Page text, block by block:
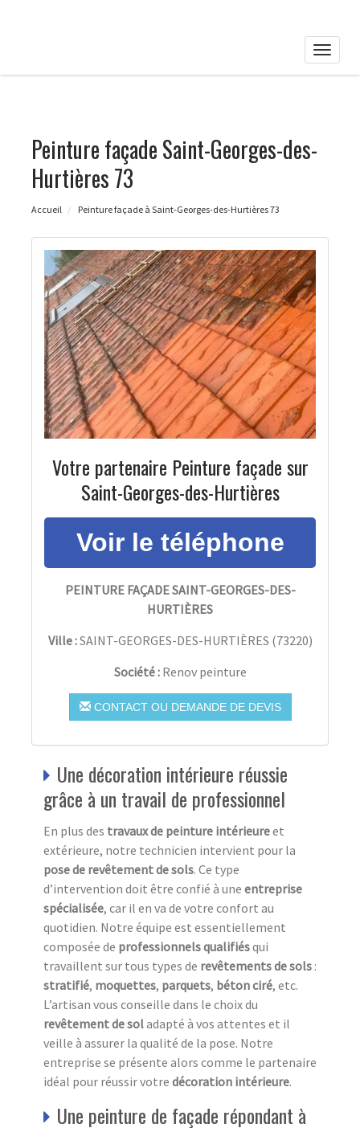
Toggle
Peinture façade Saint-Georges-des-
Hurtières 73
Accueil Peinture façade à Saint-Georges-des-Hurtières 73
Votre partenaire Peinture façade sur
Saint-Georges-des-Hurtières
PEINTURE FAÇADE SAINT-GEORGES-DES-
HURTIÈRES
Ville :SAINT-GEORGES-DES-HURTIÈRES (73220)
Société : Renov peinture
CONTACT OU DEMANDE DE DEVIS
Une décoration intérieure réussie
grâce à un travail de professionnel
En plus des travaux de peinture intérieureet
extérieure, notre technicien intervient pour la
pose de revêtement de sols. Ce type
d’intervention doit être confié à une entreprise
spécialisée, car il en va de votre confort au
quotidien. Notre équipe est essentiellement
composée de professionnels qualifiésqui
travaillent sur tous types de revêtements de sols :
stratifié, moquettes, parquets, béton ciré, etc.
L’artisan vous conseille dans le choix du
revêtement de soladapté à vos attentes et il
veille à assurer la qualité de la pose. Notre
entreprise se présente alors comme le partenaire
idéal pour réussir votre décoration intérieure.
Une peinture de façade répondant à